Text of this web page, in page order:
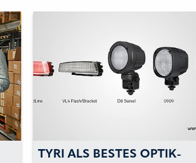
TYRI ALS BESTES OPTIK-